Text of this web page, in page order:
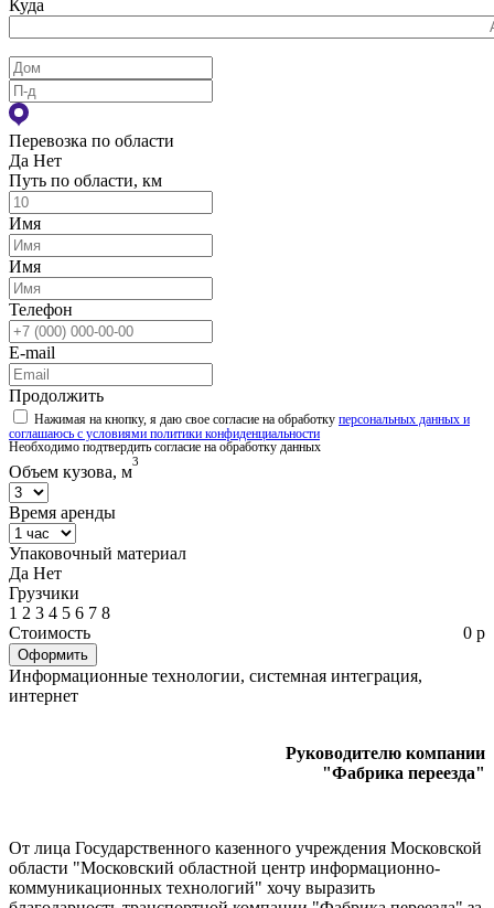
Куда
Перевозка по области
Да Нет
Путь по области, км
Имя
Имя
Телефон
E-mail
Продолжить
Нажимая на кнопку, я даю свое согласие на обработку персональных данных и
соглашаюсь с условиями политики конфиденциальности
Необходимо подтвердить согласие на обработку данных
Объем кузова, м
3
Время аренды
Упаковочный материал
Да Нет
Грузчики
1 2 3 4 5 6 7 8
Стоимость
0 р
Информационные технологии, системная интеграция,
интернет
Руководителю компании
"Фабрика переезда"
От лица Государственного казенного учреждения Московской
области "Московский областной центр информационно-
коммуникационных технологий" хочу выразить